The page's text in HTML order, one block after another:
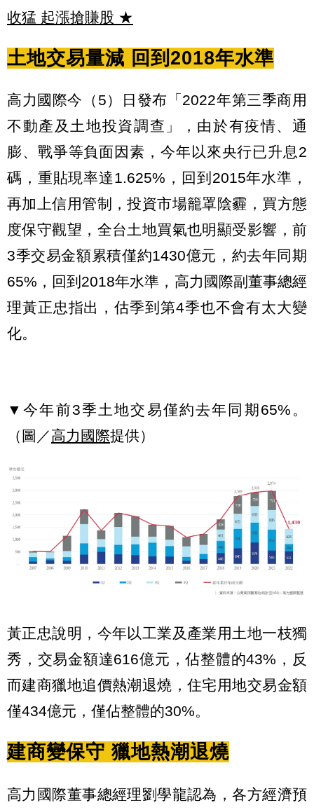
收猛 起漲搶賺股 ★
土地交易量減 回到2018年水準
高力國際今（5）日發布「2022年第三季商用
不動產及土地投資調查」，由於有疫情、通
膨、戰爭等負面因素，今年以來央行已升息2
碼，重貼現率達1.625%，回到2015年水準，
再加上信用管制，投資市場籠罩陰霾，買方態
度保守觀望，全台土地買氣也明顯受影響，前
3季交易金額累積僅約1430億元，約去年同期
65%，回到2018年水準，高力國際副董事總經
理黃正忠指出，估季到第4季也不會有太大變
化。
▼今年前3季土地交易僅約去年同期65%。
（圖／高力國際提供）
黃正忠說明，今年以工業及產業用土地一枝獨
秀，交易金額達616億元，佔整體的43%，反
而建商獵地追價熱潮退燒，住宅用地交易金額
僅434億元，僅佔整體的30%。
建商變保守 獵地熱潮退燒
高力國際董事總經理劉學龍認為，各方經濟預